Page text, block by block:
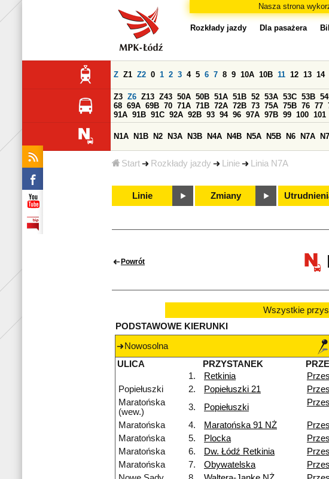
Nasza strona
Start Rozkłady jazdy Linie Linia N7A
Rozkłady jazdy Dla pasażera
Z Z1 Z2 0 1 2 3 4 5 6 7 8 9 10A 10B 11 12 13 14
Z3 Z6 Z13 Z43 50A 50B 51A 51B 52 53A 53C 53B
68 69A 69B 70 71A 71B 72A 72B 73 75A 75B 76 77
91A 91B 91C 92A 92B 93 94 96 97A 97B 99 100 101
N1A N1B N2 N3A N3B N4A N4B N5A N5B N6 N7A
Linie Zmiany
Powrót
Wszystkie
PODSTAWOWE KIERUNKI
Nowosolna
ULICA
PRZYSTANEK
1.
Retkinia
Popiełuszki
2. Popiełuszki 21
Maratońska
(wew.)
3. Popiełuszki
Maratońska 4. Maratońska 91 NŻ
Maratońska
5. Plocka
Maratońska
6. Dw. Łódź Retkinia
Maratońska
7. Obywatelska